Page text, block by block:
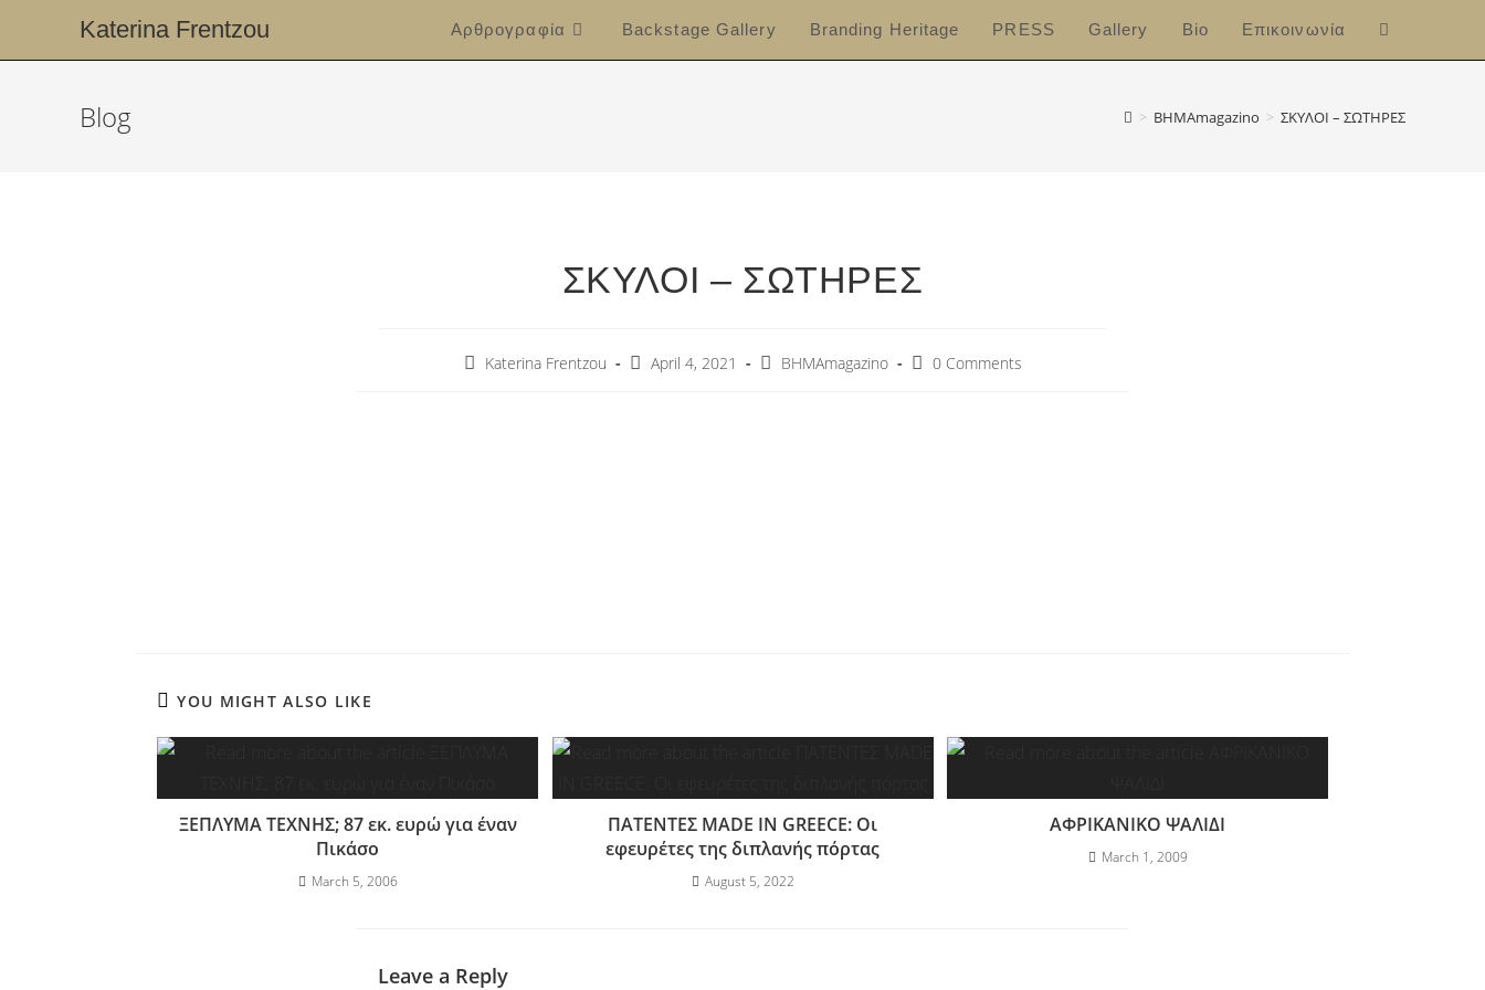
Katerina Frentzou Αρθρογραφία Backstage Gallery Branding Heritage PRESS Gallery Bio Επικοινωνία
Blog > ΒΗΜΑmagazino > ΣΚΥΛΟΙ – ΣΩΤΗΡΕΣ
ΣΚΥΛΟΙ – ΣΩΤΗΡΕΣ
Katerina Frentzou April 4, 2021 ΒΗΜΑmagazino 0 Comments
YOU MIGHT ALSO LIKE
ΞΕΠΛΥΜΑ ΤΕΧΝΗΣ; 87 εκ. ευρώ για έναν
Πικάσο
March 5, 2006
ΠΑΤΕΝΤΕΣ MADE IN GREECE: Οι
εφευρέτες της διπλανής πόρτας
August 5, 2022
ΑΦΡΙΚΑΝΙΚΟ ΨΑΛΙΔΙ
March 1, 2009
Leave a Reply